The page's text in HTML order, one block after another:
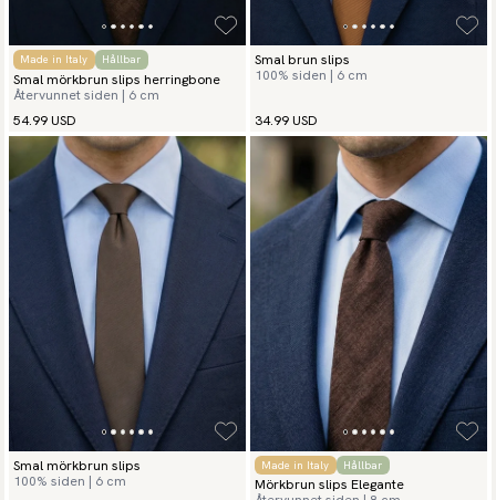
Made in Italy Hållbar
Smal mörkbrun slips herringbone
Återvunnet siden | 6 cm
54.99 USD
Smal brun slips
100% siden | 6 cm
34.99 USD
Smal mörkbrun slips
100% siden | 6 cm
Made in Italy Hållbar
Mörkbrun slips Elegante